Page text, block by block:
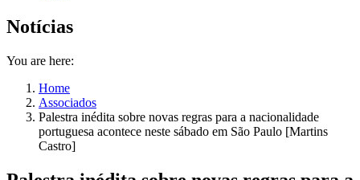
Notícias
You are here:
Home
Associados
Palestra inédita sobre novas regras para a nacionalidade
portuguesa acontece neste sábado em São Paulo [Martins
Castro]